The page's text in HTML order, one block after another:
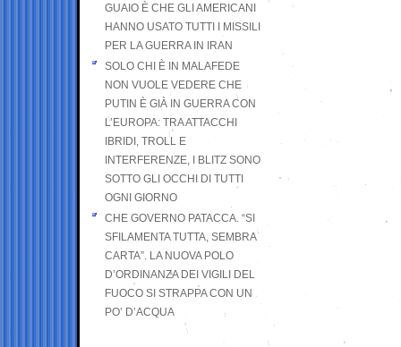
GUAIO È CHE GLI AMERICANI
HANNO USATO TUTTI I MISSILI
PER LA GUERRA IN IRAN
SOLO CHI È IN MALAFEDE
NON VUOLE VEDERE CHE
PUTIN È GIÀ IN GUERRA CON
L’EUROPA: TRA ATTACCHI
IBRIDI, TROLL E
INTERFERENZE, I BLITZ SONO
SOTTO GLI OCCHI DI TUTTI
OGNI GIORNO
CHE GOVERNO PATACCA. “SI
SFILAMENTA TUTTA, SEMBRA
CARTA”. LA NUOVA POLO
D’ORDINANZA DEI VIGILI DEL
FUOCO SI STRAPPA CON UN
PO’ D’ACQUA